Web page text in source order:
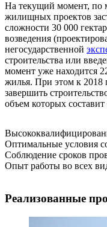
На текущий момент, по
жилищных проектов
сложности 30 000
возведения
негосударственной
строительства или
момент уже находится
жилья. При этом к
завершить
объем которых
Оптимальные условия
Соблюдение сроков
Опыт работы во всех
Реализованные